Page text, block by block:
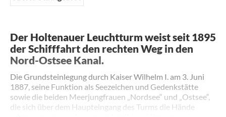
Der Holtenauer Leuchtturm weist seit 1895
der Schifffahrt den rechten Weg in den
Nord-Ostsee Kanal.
Die Grundsteinlegung durch Kaiser Wilhelm I. am 3. Juni
1887, seine Funktion als Seezeichen und Gedenkstätte
sowie die beiden Meerjungfrauen „Nordsee“ und „Ostsee“,
die sich über dem Haupteingang des Turms die Hände